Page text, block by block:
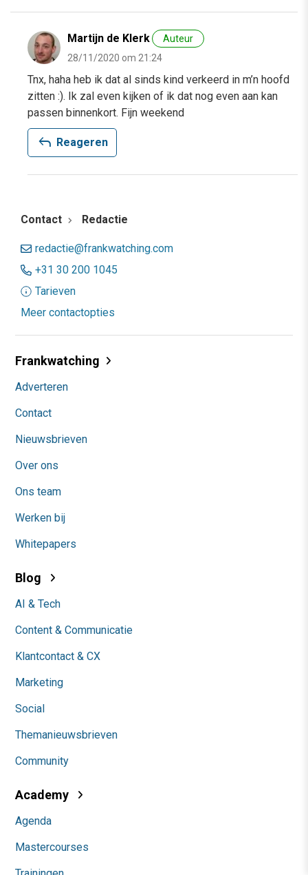
Martijn de Klerk
Auteur
28/11/2020 om 21:24
Tnx, haha heb ik dat al sinds kind verkeerd in m’n hoofd
zitten :). Ik zal even kijken of ik dat nog even aan kan
passen binnenkort. Fijn weekend
reply Reageren
Contact Redactie
redactie@frankwatching.com
+31 30 200 1045
Tarieven
Meer contactopties
Frankwatching
Adverteren
Contact
Nieuwsbrieven
Over ons
Ons team
Werken bij
Whitepapers
Blog
AI & Tech
Content & Communicatie
Klantcontact & CX
Marketing
Social
Themanieuwsbrieven
Community
Academy
Agenda
Mastercourses